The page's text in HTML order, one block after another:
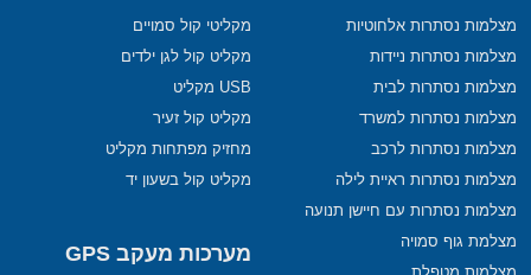
מצלמות נסתרות אלחוטיות
מצלמות נסתרות ניידות
מצלמות נסתרות לבית
מצלמות נסתרות למשרד
מצלמות נסתרות לרכב
מצלמות נסתרות ראיית לילה
מצלמות נסתרות עם חיישן תנועה
מצלמת גוף סמויה
מקליטי קול סמויים
מקליט קול לגן ילדים
USB מקליט
מקליט קול זעיר
מחזיק מפתחות מקליט
מקליט קול בשעון יד
מערכות מעקב GPS